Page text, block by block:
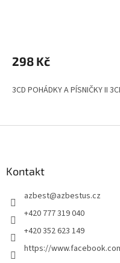
298 Kč
3CD POHÁDKY A PÍSNIČKY II
Kontakt
azbest@azbestus.cz
+420 777 319 040
+420 352 623 149
https://